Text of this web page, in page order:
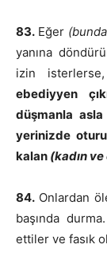
83. Eğer
yanına
izin
ebediyyen
düşmanla asla
yerinizde
kalan (kadın
84. Onlardan
başında
ettiler ve fasık